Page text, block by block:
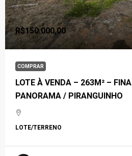
R$150.000,00
COMPRAR
LOTE À VENDA – 263M² –
PANORAMA / PIRANGUINHO
LOTE/TERRENO